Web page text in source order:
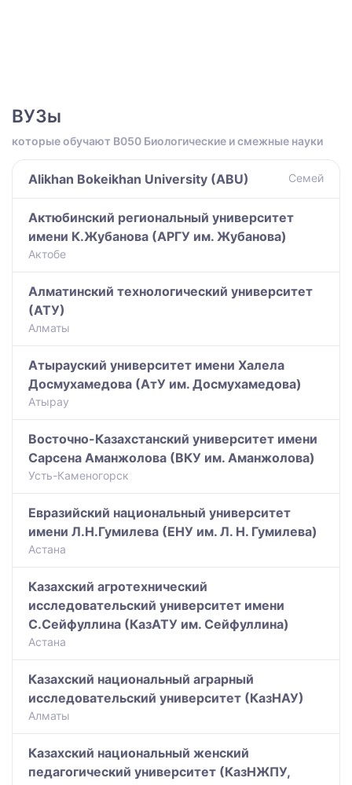
ВУЗы
которые обучают B050 Биологические и смежные науки
Alikhan Bokeikhan University (ABU) Семей
Актюбинский региональный университет
имени К.Жубанова (АРГУ им. Жубанова)
Актобе
Алматинский технологический университет
(АТУ)
Алматы
Атырауский университет имени Халела
Досмухамедова (АтУ им. Досмухамедова)
Атырау
Восточно-Казахстанский университет имени
Сарсена Аманжолова (ВКУ им. Аманжолова)
Усть-Каменогорск
Евразийский национальный университет
имени Л.Н.Гумилева (ЕНУ им. Л. Н. Гумилева)
Астана
Казахский агротехнический
исследовательский университет имени
С.Сейфуллина (КазАТУ им. Сейфуллина)
Астана
Казахский национальный аграрный
исследовательский университет (КазНАУ)
Алматы
Казахский национальный женский
педагогический университет (КазНЖПУ,